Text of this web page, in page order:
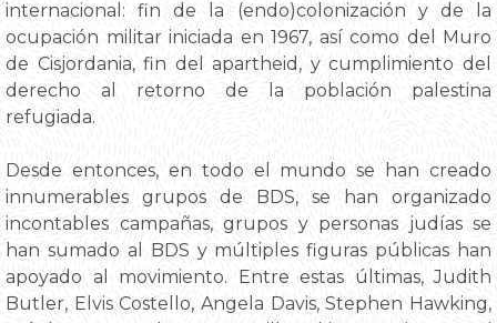
internacional: fin de la (endo)colonización y de la
ocupación militar iniciada en 1967, así como del Muro
de Cisjordania, fin del apartheid, y cumplimiento del
derecho al retorno de la población palestina
refugiada.
Desde entonces, en todo el mundo se han creado
innumerables grupos de BDS, se han organizado
incontables campañas, grupos y personas judías se
han sumado al BDS y múltiples figuras públicas han
apoyado al movimiento. Entre estas últimas, Judith
Butler, Elvis Costello, Angela Davis, Stephen Hawking,